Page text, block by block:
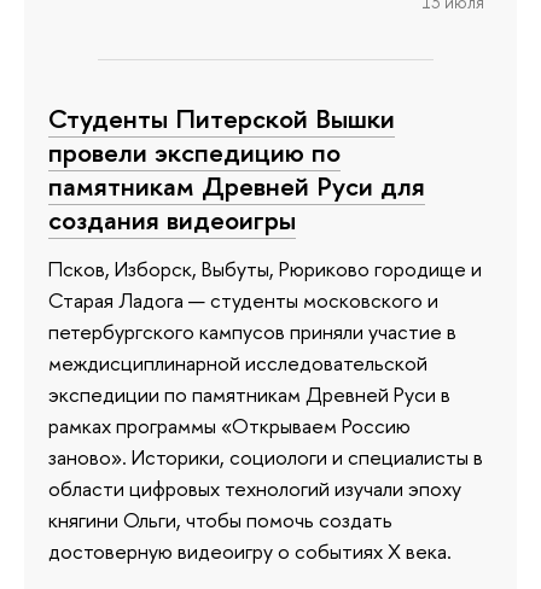
Студенты Питерской Вышки
провели экспедицию по
памятникам Древней Руси для
создания видеоигры
Псков, Изборск, Выбуты, Рюриково городище и
Старая Ладога — студенты московского и
петербургского кампусов приняли участие в
междисциплинарной исследовательской
экспедиции по памятникам Древней Руси в
рамках программы «Открываем Россию
заново». Историки, социологи и специалисты в
области цифровых технологий изучали эпоху
княгини Ольги, чтобы помочь создать
достоверную видеоигру о событиях X века.